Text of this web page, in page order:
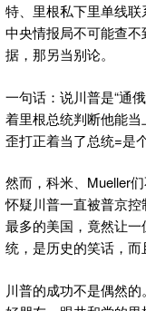
特、里根私下里单线
中央情报局不可能查
据，那另当别论。
一句话：说川普是“通
着里根总统判断他能
歪打正着当了总统=是
然而，科米、Mueller
怀疑川普一直被普京
最多的美国，竟然让
统，是历史的笑话，而
川普的成功不是偶然